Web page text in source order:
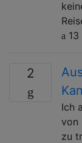
13
2
Ich
von
zu